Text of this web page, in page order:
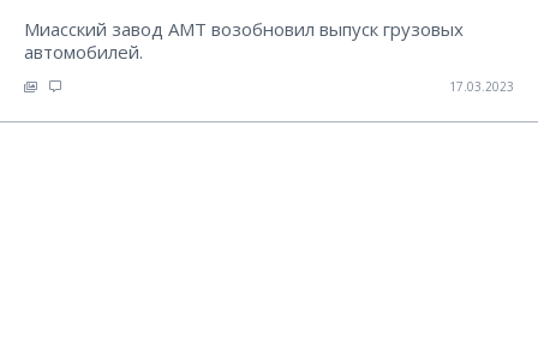
Миасский завод АМТ возобновил выпуск грузовых
автомобилей.
17.03.2023